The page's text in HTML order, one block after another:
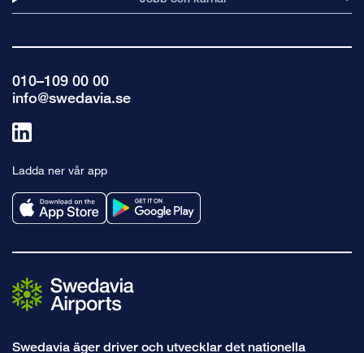
010–109 00 00
info@swedavia.se
linkedin
Ladda ner vår app
Swedavia äger driver och utvecklar det nationella